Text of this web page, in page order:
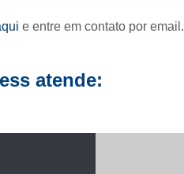
e entre em contato por email.
atende: